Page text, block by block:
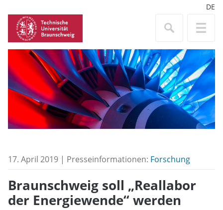
DE
17. April 2019 | Presseinformationen: Forschung
Braunschweig soll „Reallabor
der Energiewende“ werden